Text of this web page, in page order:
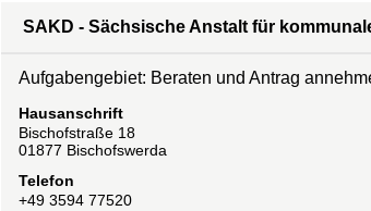
SAKD - Sächsische Anstalt für
Aufgabengebiet: Beraten und Antrag
Hausanschrift
Bischofstraße 18
01877 Bischofswerda
Telefon
+49 3594 77520